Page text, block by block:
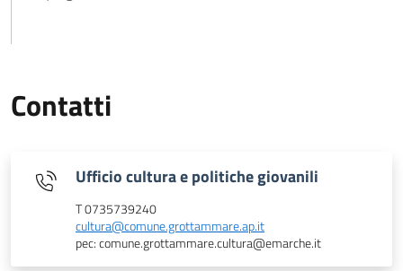
Contatti
Ufficio cultura e politiche giovanili
T 0735739240
cultura@comune.grottammare.ap.it
pec: comune.grottammare.cultura@emarche.it